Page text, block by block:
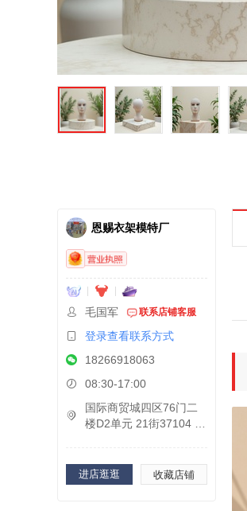
恩赐衣架模特厂
毛国军 联系店铺客服
登录查看联系方式
18266918063
08:30-17:00
国际商贸城四区76门二
楼D2单元 21街37104 37
进店逛逛 收藏店铺